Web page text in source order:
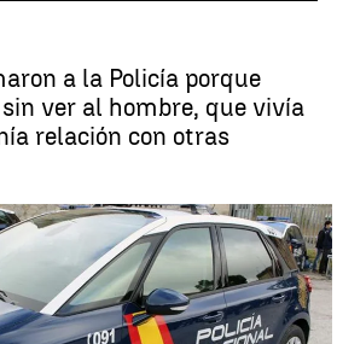
a la Policía porque
ver al hombre, que vivía
relación con otras
momificado de un hombre que murió
el confinamiento en Palma |EFE / Archivo